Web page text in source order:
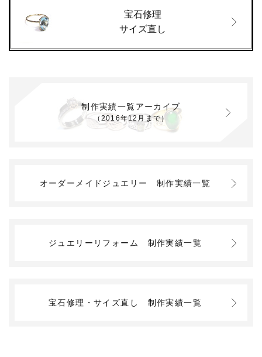
宝石修理
サイズ直し
制作実績一覧アーカイブ
（2016年12月まで）
オーダーメイドジュエリー 制作実績一覧
ジュエリーリフォーム 制作実績一覧
宝石修理・サイズ直し 制作実績一覧